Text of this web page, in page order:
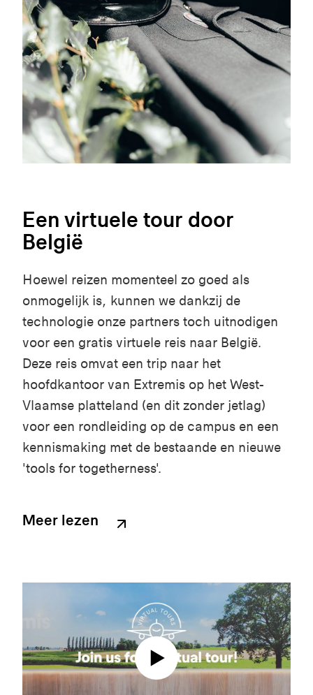
Een virtuele tour door
België
Hoewel reizen momenteel zo goed als
onmogelijk is, kunnen we dankzij de
technologie onze partners toch uitnodigen
voor een gratis virtuele reis naar België.
Deze reis omvat een trip naar het
hoofdkantoor van Extremis op het West-
Vlaamse platteland (en dit zonder jetlag)
voor een rondleiding op de campus en een
kennismaking met de bestaande en nieuwe
'tools for togetherness'.
Meer lezen